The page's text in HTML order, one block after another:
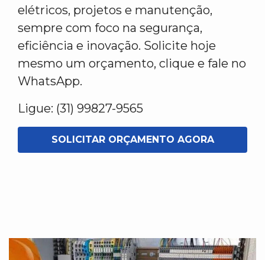
elétricos, projetos e manutenção,
sempre com foco na segurança,
eficiência e inovação. Solicite hoje
mesmo um orçamento, clique e fale no
WhatsApp.
Ligue: (31) 99827-9565
SOLICITAR ORÇAMENTO AGORA